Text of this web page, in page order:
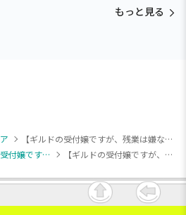
マイゴート～もっと見る
【ギルドの受付嬢ですが、残業は嫌なのでボスをソロ討伐しようと思います】【アリナ・クローバー】ギルドの受付嬢ですが、残業は嫌なのでボスをソロ討伐しようと思います Luminasta “アリナ・クローバー”
ギルドの受付嬢ですが、残業は嫌なのでボスをソロ討伐しようと思います 【ギルドの受付嬢ですが、残業は嫌なのでボスをソロ討伐しようと思います】【アリナ・クローバー】ギルドの受付嬢ですが、残業は嫌なのでボスをソロ討伐しようと思います Luminasta “アリナ・クローバー”